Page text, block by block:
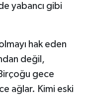
yabancı gibi
hak eden
değil,
gece
ağlar. Kimi eski